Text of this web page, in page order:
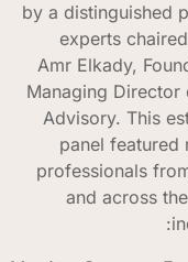
by a
experts
Amr
Managing
Advisory.
panel
and